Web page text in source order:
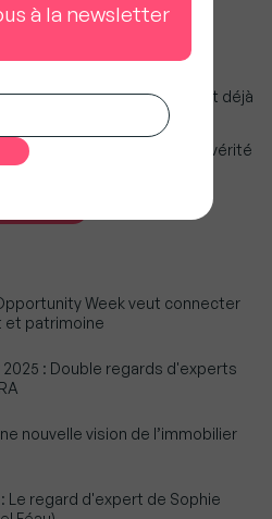
: « Beaucoup ne savent pas
d’intelligence artificielle, c’est déjà
(Septeo)
: « On est là pour apporter la vérité
Rouxel (Nestenn)
Week veut connecter
et patrimoine
: Double regards d'experts
nouvelle vision de l’immobilier
Le regard d'expert de Sophie
à la newsletter